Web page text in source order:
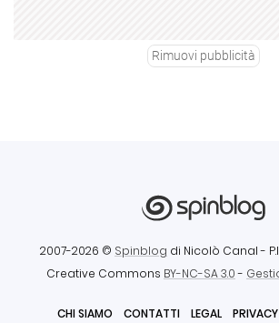
Rimuovi pubblicità
2007-2026 © Spinblog di Nicolò Canal -
Creative Commons BY-NC-SA 3.0-
CHI SIAMO CONTATTI LEGAL PRIVACY